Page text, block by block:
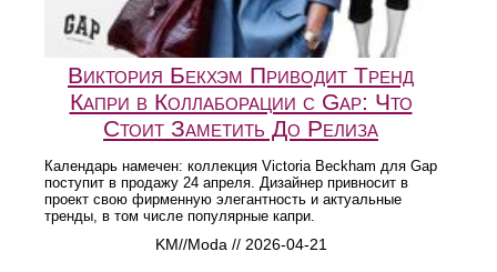
Виктория Бекхэм Приводит Тренд
Капри в Коллаборации с Gap: Что
Стоит Заметить До Релиза
Календарь намечен: коллекция Victoria Beckham для Gap
поступит в продажу 24 апреля. Дизайнер привносит в
проект свою фирменную элегантность и актуальные
тренды, в том числе популярные капри.
KM//Moda // 2026-04-21